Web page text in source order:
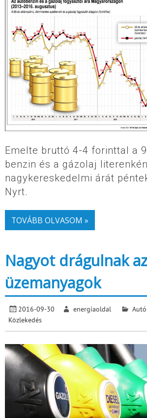
Emelte bruttó 4-4 forinttal a
benzin és a gázolaj
nagykereskedelmi árát
Nyrt.
TOVÁBB OLVASOM »
Nagyot drágulnak az
üzemanyagok
2016-09-30 energiaoldal
Közlekedés